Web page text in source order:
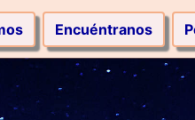
Encuéntranos